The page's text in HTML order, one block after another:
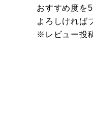
おすすめ度を
よろしければ
※レビュー投